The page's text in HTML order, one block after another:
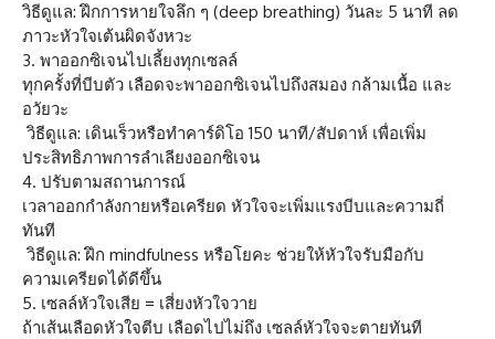
วิธีดูแล: ฝึกการหายใจลึก ๆ (deep breathing) วันละ 5 นาที ลด
ภาวะหัวใจเต้นผิดจังหวะ
3. พาออกซิเจนไปเลี้ยงทุกเซลล์
ทุกครั้งที่บีบตัว เลือดจะพาออกซิเจนไปถึงสมอง กล้ามเนื้อ และ
อวัยวะ
วิธีดูแล: เดินเร็วหรือทำคาร์ดิโอ 150 นาที/สัปดาห์ เพื่อเพิ่ม
ประสิทธิภาพการลำเลียงออกซิเจน
4. ปรับตามสถานการณ์
เวลาออกกำลังกายหรือเครียด หัวใจจะเพิ่มแรงบีบและความถี่
ทันที
วิธีดูแล: ฝึก mindfulness หรือโยคะ ช่วยให้หัวใจรับมือกับ
ความเครียดได้ดีขึ้น
5. เซลล์หัวใจเสีย = เสี่ยงหัวใจวาย
ถ้าเส้นเลือดหัวใจตีบ เลือดไปไม่ถึง เซลล์หัวใจจะตายทันที